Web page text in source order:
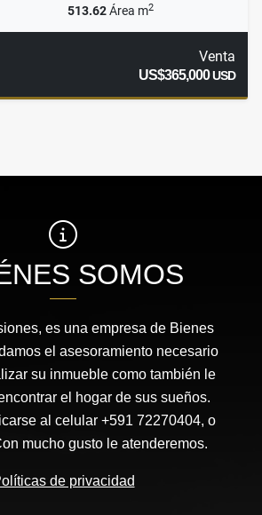
513.62Área m2
Venta
US$365,000USD
SOMOS
es una empresa de Bienes
el asesoramiento necesario
su inmueble como también le
el hogar de sus sueños.
al celular +591 72270404, o
mucho gusto le atenderemos.
de privacidad